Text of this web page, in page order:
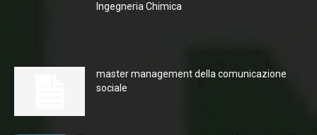
Ingegneria Chimica
master management della comunicazione
sociale